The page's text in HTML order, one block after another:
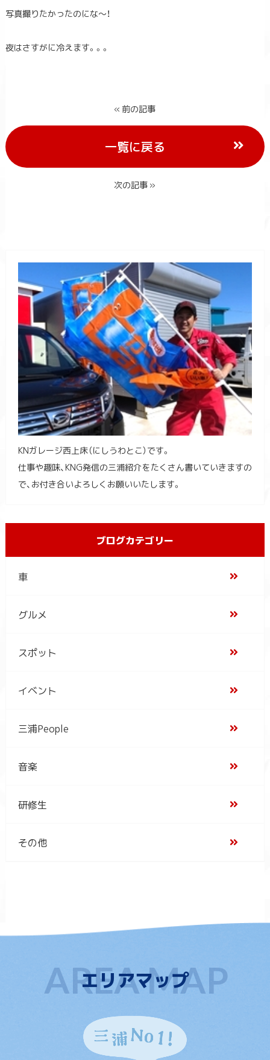
写真撮りたかったのにな～！
夜はさすがに冷えます。。。
« 前の記事
一覧に戻る
次の記事 »
KNガレージ西上床（にしうわとこ）です。
仕事や趣味、KNG発信の三浦紹介をたくさん書いていきますの
で、お付き合いよろしくお願いいたします。
ブログカテゴリー
車
グルメ
スポット
イベント
三浦People
音楽
研修生
その他
エリアマップ